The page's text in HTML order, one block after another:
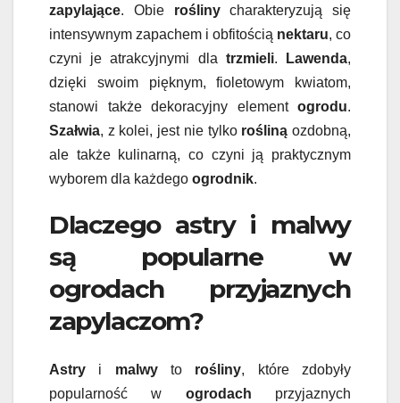
zapylające. Obie roślinycharakteryzują się
intensywnym zapachem i obfitością nektaru, co
czyni je atrakcyjnymi dla trzmieli. Lawenda,
dzięki swoim pięknym, fioletowym kwiatom,
stanowi także dekoracyjny element ogrodu.
Szałwia, z kolei, jest nie tylko rośliną ozdobną,
ale także kulinarną, co czyni ją praktycznym
wyborem dla każdego ogrodnik.
Dlaczego astry i malwy
są popularne w
ogrodach przyjaznych
zapylaczom?
Astry i malwyto rośliny, które zdobyły
popularność w ogrodach przyjaznych